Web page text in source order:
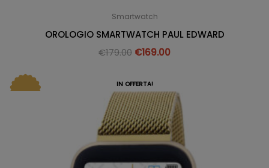
Smartwatch
OROLOGIO SMARTWATCH PAUL EDWARD
€179.00 €169.00
IN OFFERTA!